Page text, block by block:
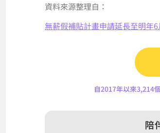
資料來源整理自：
無薪假補貼計畫申請延長至明年
自2017年以來3,214
陪